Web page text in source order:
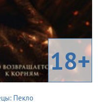
18+
Пекло